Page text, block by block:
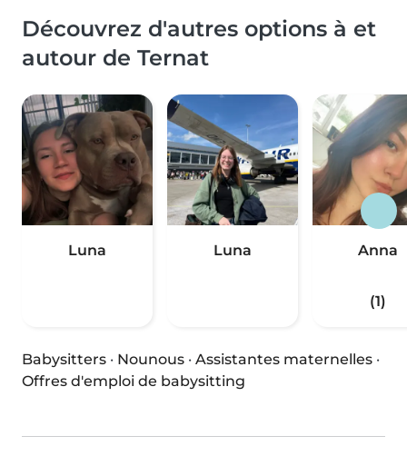
Découvrez d'autres options à et
autour de Ternat
Luna Luna Anna
(1)
Babysitters · Nounous · Assistantes maternelles ·
Offres d'emploi de babysitting